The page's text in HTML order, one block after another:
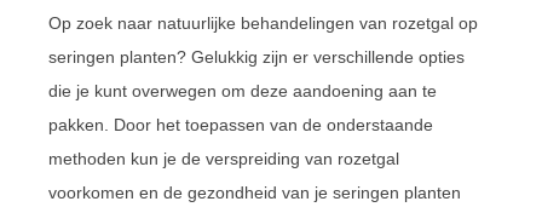
Op zoek naar natuurlijke behandelingen van rozetgal op
seringen planten? Gelukkig zijn er verschillende opties
die je kunt overwegen om deze aandoening aan te
pakken. Door het toepassen van de onderstaande
methoden kun je de verspreiding van rozetgal
voorkomen en de gezondheid van je seringen planten